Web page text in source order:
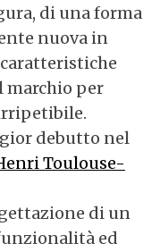
di una forma
nuova in
marchio per
debutto nel
Toulouse-
di un
ed